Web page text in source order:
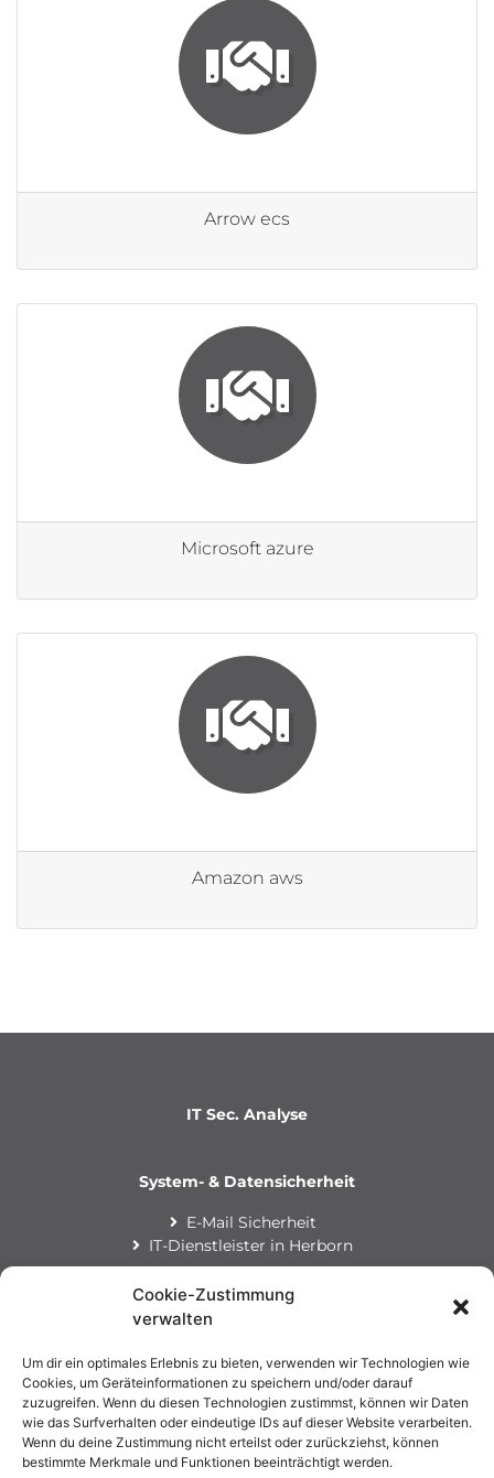
Cookie-Zustimmung
verwalten
Um dir ein optimales Erlebnis zu bieten, verwenden wir Technologien wie
Cookies, um Geräteinformationen zu speichern und/oder darauf
zuzugreifen. Wenn du diesen Technologien zustimmst, können wir Daten
wie das Surfverhalten oder eindeutige IDs auf dieser Website verarbeiten.
Wenn du deine Zustimmung nicht erteilst oder zurückziehst, können
bestimmte Merkmale und Funktionen beeinträchtigt werden.
Arrow ecs
Microsoft azure
Amazon aws
IT Sec. Analyse
System- & Datensicherheit
E-Mail Sicherheit
IT-Dienstleister in Herborn
NIS2
KRITIS & NIS 2
Informationen
Kontakt
Ansprechpartner